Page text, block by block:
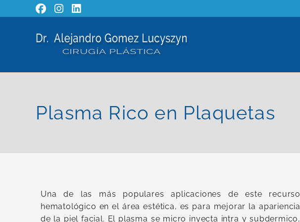
Plasma Rico en Plaquetas
Una de las más populares aplicaciones de este recurso
hematológico en el área estética, es para mejorar la apariencia
de la piel facial. El plasma se micro inyecta intra y subdermico,